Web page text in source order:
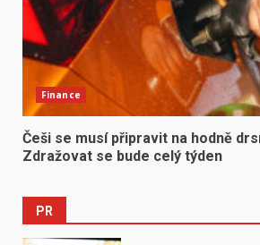
Finance
Češi se musí připravit na hodně
Zdražovat se bude celý týden
PR